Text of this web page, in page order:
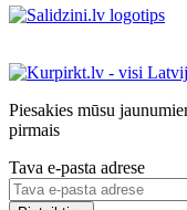
Piesakies mūsu
pirmais
Tava e-pasta adrese